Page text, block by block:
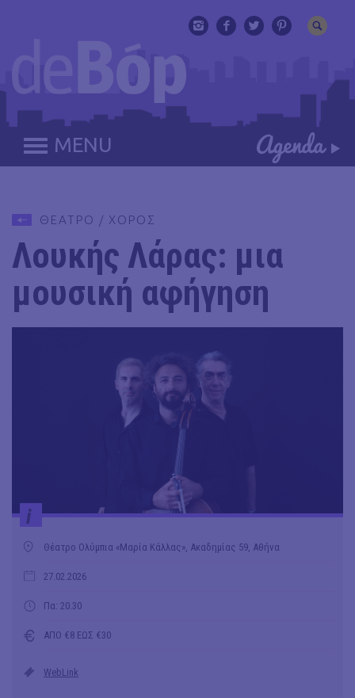
MENU
ΘΕΑΤΡΟ / ΧΟΡΟΣ
Λουκής Λάρας: μια
μουσική αφήγηση
i
Θέατρο Ολύμπια «Μαρία Κάλλας», Ακαδημίας 59, Αθήνα
27.02.2026
Πα: 20.30
ΑΠΟ €8 ΕΩΣ €30
WebLink